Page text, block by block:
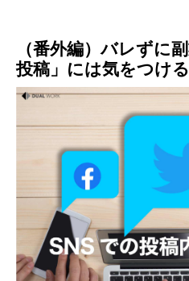
（番外編）バレずに
投稿」には気をつける